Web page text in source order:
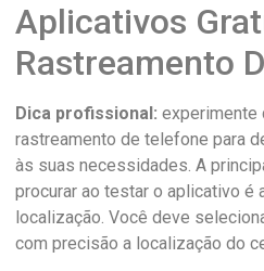
Aplicativos
Rastreamento
Dica profissional: experimente
rastreamento de telefone para
às suas necessidades. A
procurar ao testar o aplicativo é
localização. Você deve
com precisão a localização do